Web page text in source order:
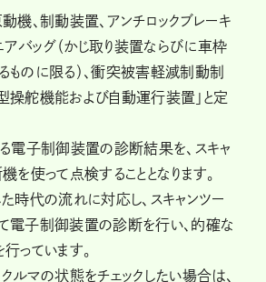
機、制動装置、アンチロックブレーキ
アバッグ（かじ取り装置ならびに車枠
ものに限る）、衝突被害軽減制動制
操舵機能および自動運行装置」と定
電子制御装置の診断結果を、スキャ
を使って点検することとなります。
時代の流れに対応し、スキャンツー
電子制御装置の診断を行い、的確な
っています。
ルマの状態をチェックしたい場合は、